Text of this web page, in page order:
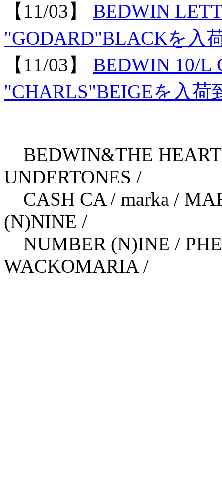
【11/03】 BEDWIN
"GODARD"BLACKを入
【11/03】 BEDWIN 10/L
"CHARLS"BEIGEを入荷
BEDWIN&THE
UNDERTONES /
CASH CA / marka /
(N)NINE /
NUMBER (N)INE /
WACKOMARIA /